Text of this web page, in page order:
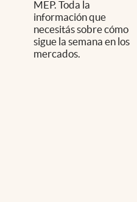
MEP. Toda la
información que
necesitás sobre cómo
sigue la semana en los
mercados.